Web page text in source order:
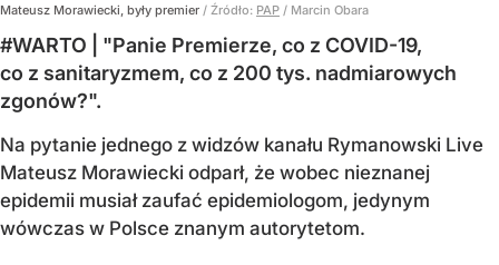
Mateusz Morawiecki, były premier / Źródło: PAP / Marcin Obara
#WARTO | "Panie Premierze, co z COVID-19,
co z sanitaryzmem, co z 200 tys. nadmiarowych
zgonów?".
Na pytanie jednego z widzów kanału Rymanowski Live
Mateusz Morawiecki odparł, że wobec nieznanej
epidemii musiał zaufać epidemiologom, jedynym
wówczas w Polsce znanym autorytetom.